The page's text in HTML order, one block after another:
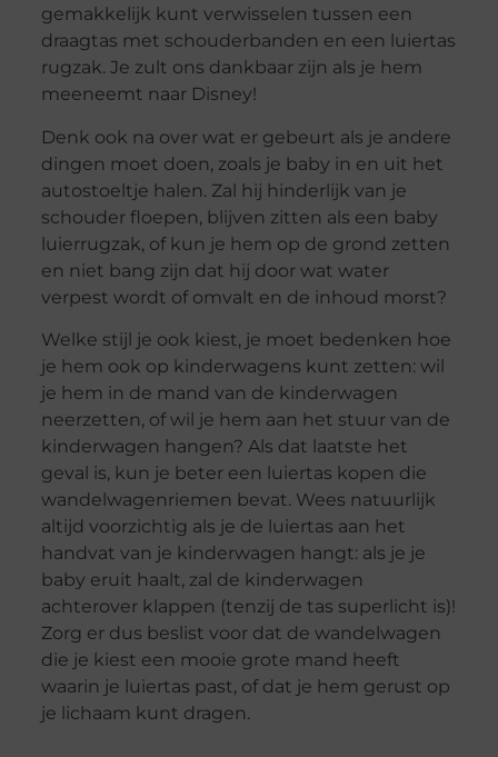
gemakkelijk kunt verwisselen tussen een
draagtas met schouderbanden en een luiertas
rugzak. Je zult ons dankbaar zijn als je hem
meeneemt naar Disney!
Denk ook na over wat er gebeurt als je andere
dingen moet doen, zoals je baby in en uit het
autostoeltje halen. Zal hij hinderlijk van je
schouder floepen, blijven zitten als een baby
luierrugzak, of kun je hem op de grond zetten
en niet bang zijn dat hij door wat water
verpest wordt of omvalt en de inhoud morst?
Welke stijl je ook kiest, je moet bedenken hoe
je hem ook op kinderwagens kunt zetten: wil
je hem in de mand van de kinderwagen
neerzetten, of wil je hem aan het stuur van de
kinderwagen hangen? Als dat laatste het
geval is, kun je beter een luiertas kopen die
wandelwagenriemen bevat. Wees natuurlijk
altijd voorzichtig als je de luiertas aan het
handvat van je kinderwagen hangt: als je je
baby eruit haalt, zal de kinderwagen
achterover klappen (tenzij de tas superlicht is)!
Zorg er dus beslist voor dat de wandelwagen
die je kiest een mooie grote mand heeft
waarin je luiertas past, of dat je hem gerust op
je lichaam kunt dragen.